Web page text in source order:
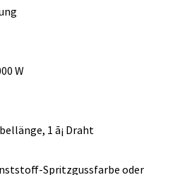
W
1 ã¡ Draht
Spritzgussfarbe oder